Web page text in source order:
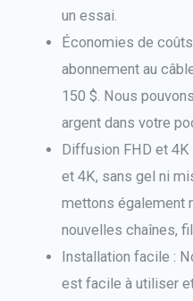
un essai.
Économies de
abonnement au
150 $. Nous
argent dans votre
Diffusion FHD et
et 4K, sans gel ni
mettons également
nouvelles chaînes,
Installation facile :
est facile à utiliser